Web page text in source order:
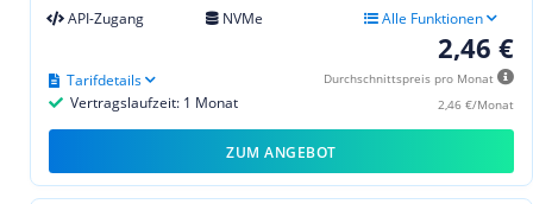
API-Zugang
NVMe Alle Funktionen
2,46 €
Durchschnittspreis pro Monat
2,46 €/Monat
Vertragslaufzeit: 1 Monat
Tarifdetails
ZUM ANGEBOT